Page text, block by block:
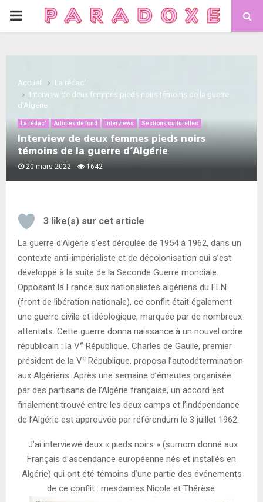
PRIMARY
Accueil
La rédac'
Interview de deux femmes pieds noirs témoins de la guerre
d’Algérie
La rédac' Articles de fond Interviews Sections culturelles
Interview de deux femmes pieds noirs
témoins de la guerre d’Algérie
20 mars 2022 1642
3 like(s) sur cet article
La guerre d’Algérie s’est déroulée de 1954 à 1962, dans un
contexte anti-impérialiste et de décolonisation qui s’est
développé à la suite de la Seconde Guerre mondiale.
Opposant la France aux nationalistes algériens du FLN
(front de libération nationale), ce conflit était également
une guerre civile et idéologique, marquée par de nombreux
attentats. Cette guerre donna naissance à un nouvel ordre
républicain : la Ve République. Charles de Gaulle, premier
président de la Ve République, proposa l’autodétermination
aux Algériens. Après une semaine d’émeutes organisée
par des partisans de l’Algérie française, un accord est
finalement trouvé entre les deux camps et l’indépendance
de l’Algérie est approuvée par référendum le 3 juillet 1962.
J’ai interviewé deux « pieds noirs » (surnom donné aux
Français d’ascendance européenne nés et installés en
Algérie) qui ont été témoins d’une partie des événements
de ce conflit : mesdames Nicole et Thérèse.